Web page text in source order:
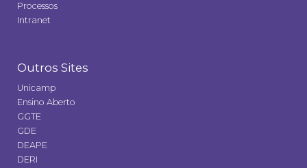
Processos
Intranet
Outros Sites
Unicamp
Ensino Aberto
GGTE
GDE
DEAPE
DERI